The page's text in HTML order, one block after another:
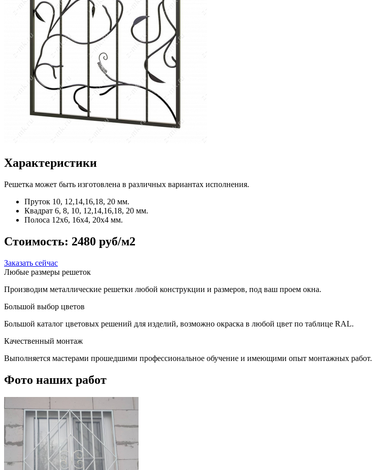
Характеристики
Решетка может быть изготовлена в различных вариантах исполнения.
Пруток 10, 12,14,16,18, 20 мм.
Квадрат 6, 8, 10, 12,14,16,18, 20 мм.
Полоса 12x6, 16x4, 20x4 мм.
Стоимость: 2480 руб/м2
Заказать сейчас
Любые размеры решеток
Производим металлические решетки любой конструкции и размеров, под ваш проем окна.
Большой выбор цветов
Большой каталог цветовых решений для изделий, возможно окраска в любой цвет по таблице RAL.
Качественный монтаж
Выполняется мастерами прошедшими профессиональное обучение и имеющими опыт монтажных работ.
Фото наших работ